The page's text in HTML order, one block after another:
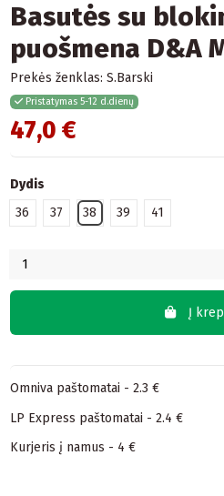
Basutės su
puošmena D&A
Prekės ženklas: S.Barski
Pristatymas 5-12 d.dienų
47,0 €
Dydis
36
37 38 39 41
Į
Omniva paštomatai - 2.3 €
LP Express paštomatai - 2.4 €
Kurjeris į namus - 4 €